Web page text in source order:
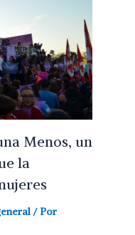
Menos, un
la
/ Por